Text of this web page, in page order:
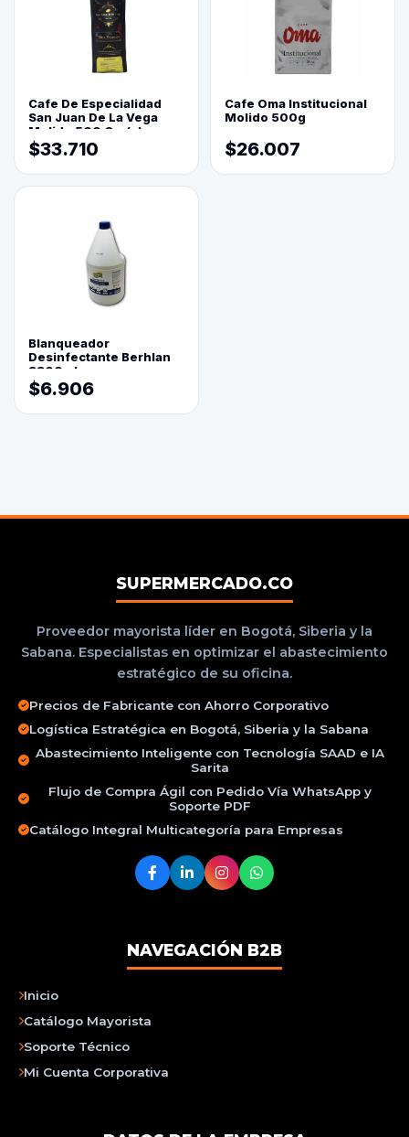
Cafe De Especialidad
San Juan De La Vega
Molido 500 Grs(=)
$33.710
Cafe Oma Institucional
Molido 500g
$26.007
Blanqueador
Desinfectante Berhlan
3800ml
$6.906
SUPERMERCADO.CO
Proveedor mayorista líder en Bogotá, Siberia y la
Sabana. Especialistas en optimizar el abastecimiento
estratégico de su oficina.
Precios de Fabricante con Ahorro Corporativo
Logística Estratégica en Bogotá, Siberia y la Sabana
Abastecimiento Inteligente con Tecnología SAAD e IA
Sarita
Flujo de Compra Ágil con Pedido Vía WhatsApp y
Soporte PDF
Catálogo Integral Multicategoría para Empresas
NAVEGACIÓN B2B
Inicio
Catálogo Mayorista
Soporte Técnico
Mi Cuenta Corporativa